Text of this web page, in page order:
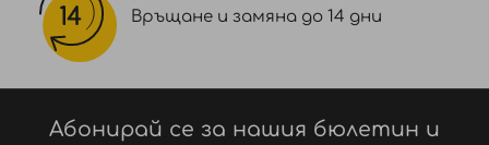
Връщане и замяна до 14 дни
Абонирай се за нашия бюлетин и